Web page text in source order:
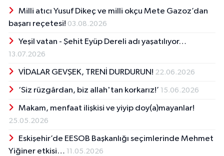
Milli atıcı Yusuf Dikeç ve milli okçu Mete Gazoz’dan
başarı reçetesi! 03.08.2026
Yeşil vatan - Şehit Eyüp Dereli adı yaşatılıyor…
13.07.2026
VİDALAR GEVŞEK, TRENİ DURDURUN! 22.06.2026
‘Siz rüzgârdan, biz allah'tan korkarız!’ 15.06.2026
Makam, menfaat ilişkisi ve yiyip doy(a)mayanlar!
25.05.2026
Eskişehir’de EESOB Başkanlığı seçimlerinde Mehmet
Yiğiner etkisi… 11.05.2026